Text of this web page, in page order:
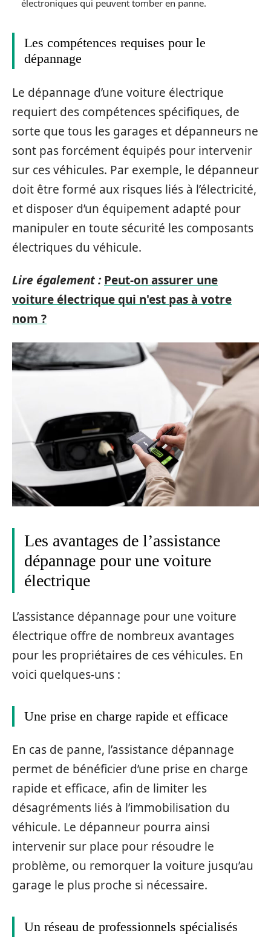
électroniques qui peuvent tomber en panne.
Les compétences requises pour le
dépannage
Le dépannage d’une voiture électrique
requiert des compétences spécifiques, de
sorte que tous les garages et dépanneurs ne
sont pas forcément équipés pour intervenir
sur ces véhicules. Par exemple, le dépanneur
doit être formé aux risques liés à l’électricité,
et disposer d’un équipement adapté pour
manipuler en toute sécurité les composants
électriques du véhicule.
Lire également : Peut-on assurer une
voiture électrique qui n'est pas à votre
nom ?
Les avantages de l’assistance
dépannage pour une voiture
électrique
L’assistance dépannage pour une voiture
électrique offre de nombreux avantages
pour les propriétaires de ces véhicules. En
voici quelques-uns :
Une prise en charge rapide et efficace
En cas de panne, l’assistance dépannage
permet de bénéficier d’une prise en charge
rapide et efficace, afin de limiter les
désagréments liés à l’immobilisation du
véhicule. Le dépanneur pourra ainsi
intervenir sur place pour résoudre le
problème, ou remorquer la voiture jusqu’au
garage le plus proche si nécessaire.
Un réseau de professionnels spécialisés